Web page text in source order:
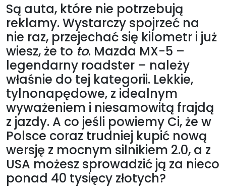
Są auta, które nie potrzebują
reklamy. Wystarczy spojrzeć na
nie raz, przejechać się kilometr i już
wiesz, że to to. Mazda MX-5 –
legendarny roadster – należy
właśnie do tej kategorii. Lekkie,
tylnonapędowe, z idealnym
wyważeniem i niesamowitą frajdą
z jazdy. A co jeśli powiemy Ci, że w
Polsce coraz trudniej kupić nową
wersję z mocnym silnikiem 2.0, a z
USA możesz sprowadzić ją za nieco
ponad 40 tysięcy złotych?